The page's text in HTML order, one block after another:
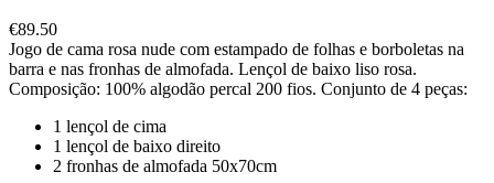
€89.50
Jogo de cama rosa nude com estampado de folhas e borboletas na
barra e nas fronhas de almofada. Lençol de baixo liso rosa.
Composição: 100% algodão percal 200 fios. Conjunto de 4 peças:
1 lençol de cima
1 lençol de baixo direito
2 fronhas de almofada 50x70cm